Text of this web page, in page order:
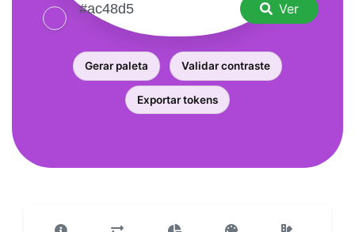
Ver
Gerar paleta Validar contraste
Exportar tokens